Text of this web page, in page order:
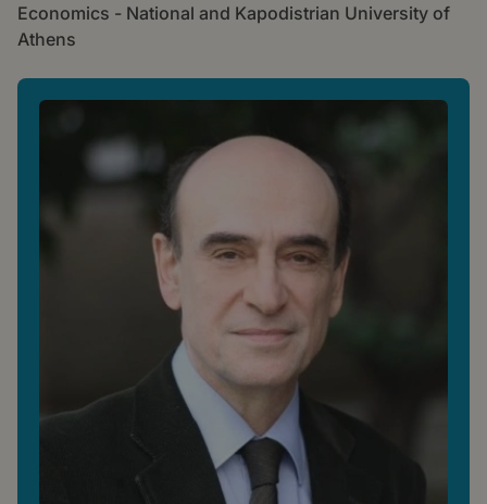
Economics - National and Kapodistrian University of
Athens